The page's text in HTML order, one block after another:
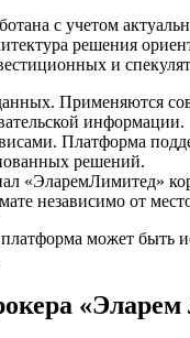
с учетом
решения
и
Применяются
информации.
Платформа
решений.
«ЭларемЛимитед»
независимо от
платформа может